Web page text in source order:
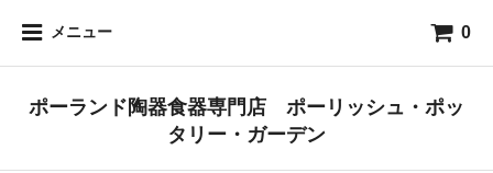
メニュー 0
ポーランド陶器食器専門店 ポーリッシュ・ポッ
タリー・ガーデン